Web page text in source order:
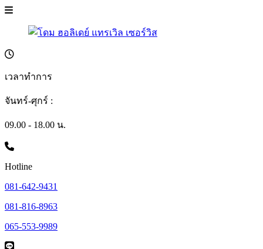
เวลาทำการ
จันทร์-ศุกร์ :
09.00 - 18.00 น.
Hotline
081-642-9431
081-816-8963
065-553-9989